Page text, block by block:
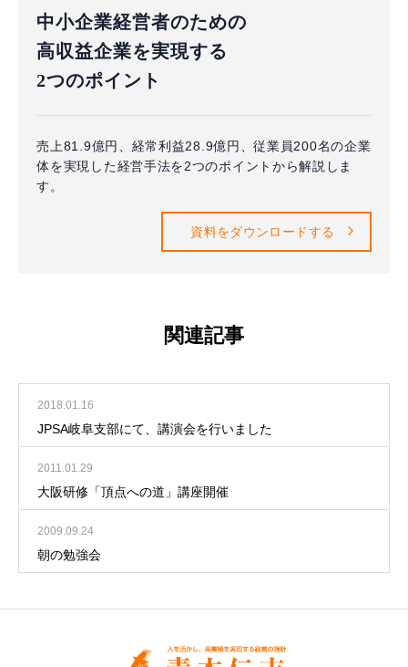
中小企業経営者のための
高収益企業を実現する
2つのポイント
売上81.9億円、経常利益28.9億円、従業員200名の企業
体を実現した経営手法を2つのポイントから解説しま
す。
資料をダウンロードする
関連記事
2018.01.16
JPSA岐阜支部にて、講演会を行いました
2011.01.29
大阪研修「頂点への道」講座開催
2009.09.24
朝の勉強会